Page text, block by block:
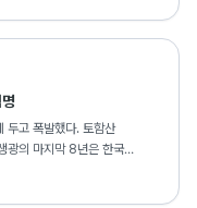
두고 폭발했다. 토함산
광의 마지막 8년은 한국
2026에는 그의 드로잉